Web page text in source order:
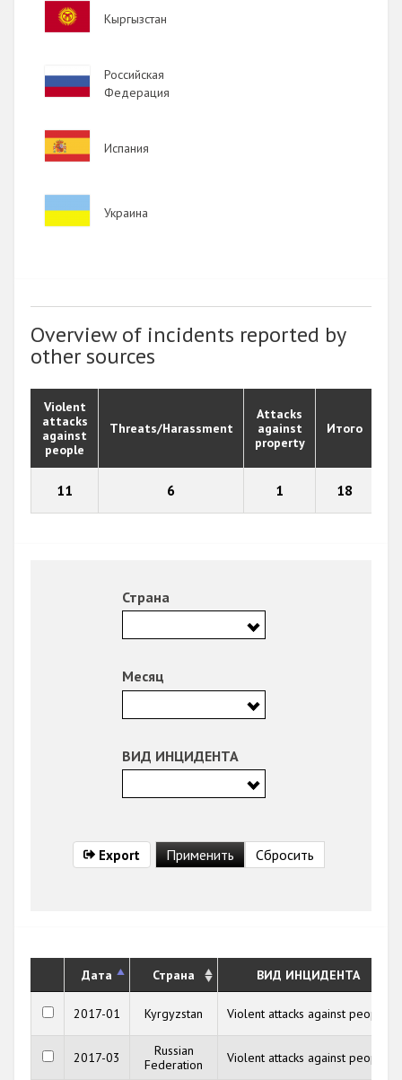
Image
Кыргызстан
Image
Российская
Федерация
Image
Испания
Украина
Overview of incidents reported by
other sources
Violent
attacks
against
people
Threats/Harassment
Attacks
against
property
Итого
11 6 1 18
Страна
Месяц
ВИД ИНЦИДЕНТА
Export
Дата Страна ВИД ИНЦИДЕНТА
2017-01 Kyrgyzstan Violent attacks against people
2017-03
Russian
Federation
Violent attacks against people